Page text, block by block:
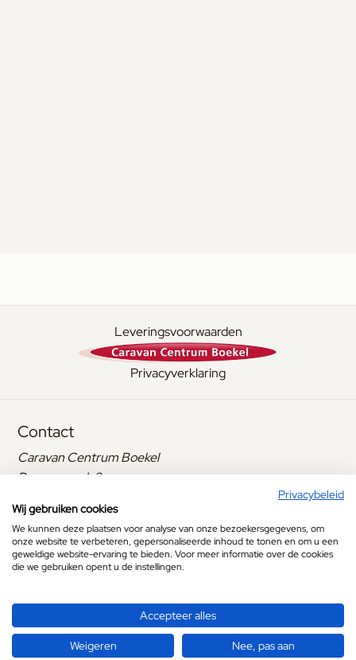
Leveringsvoorwaarden
Privacyverklaring
Contact
Caravan Centrum Boekel
Dennenmark 2
+31 (0)492 321 741
info@caravan.nu
Openingstijden
Gesloten
Dinsdag
tot17:00
Privacybeleid
Wij gebruiken cookies
We kunnen deze plaatsen voor analyse van onze bezoekersgegevens, om
onze website te verbeteren, gepersonaliseerde inhoud te tonen en om u een
geweldige website-ervaring te bieden. Voor meer informatie over de cookies
die we gebruiken opent u de instellingen.
Accepteer alles
Weigeren Nee, pas aan